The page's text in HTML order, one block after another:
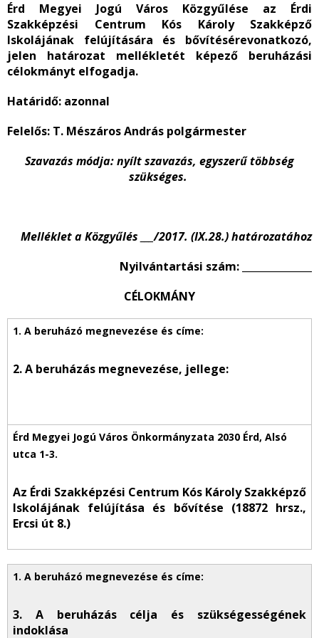
Érd Megyei Jogú Város Közgyűlése az Érdi
Szakképzési Centrum Kós Károly Szakképző
Iskolájának felújítására és bővítésérevonatkozó,
jelen határozat mellékletét képező beruházási
célokmányt elfogadja.
Határidő: azonnal
Felelős: T. Mészáros András polgármester
Szavazás módja:nyíltszavazás, egyszerű többség
szükséges.
Melléklet a Közgyűlés ___/2017. (IX.28.) határozatához
Nyilvántartási szám: ______________
CÉLOKMÁNY
2. A beruházás megnevezése, jellege:
Az Érdi Szakképzési Centrum Kós Károly Szakképző
Iskolájának felújítása és bővítése (18872 hrsz.,
Ercsi út 8.)
3. A beruházás célja és szükségességének
indoklása